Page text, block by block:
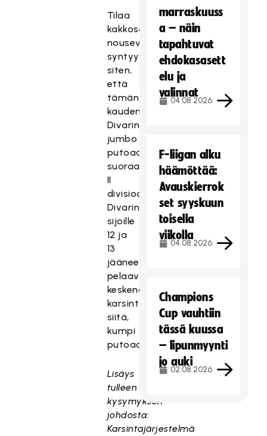
Tilaa
kakkosesta
nouseville
syntyy
siten,
että
tämän
kauden
Divarin
jumbo
putoaa
suoraan
II
divisioonaan.
Divarin
sijoille
12 ja
13
jääneet
pelaavat
keskenään
karsintasarjan
siitä,
kumpi
putoaa.
Lisäys
tulleen
kysymyksen
johdosta:
Karsintajärjestelmä
marraskuuss
a – näin
tapahtuvat
ehdokasasett
elu ja
valinnat
04.08.2026
F-liigan alku
häämöttää:
Avauskierrok
set syyskuun
toisella
viikolla
04.08.2026
Champions
Cup vauhtiin
tässä kuussa
– lipunmyynti
jo auki
02.08.2026